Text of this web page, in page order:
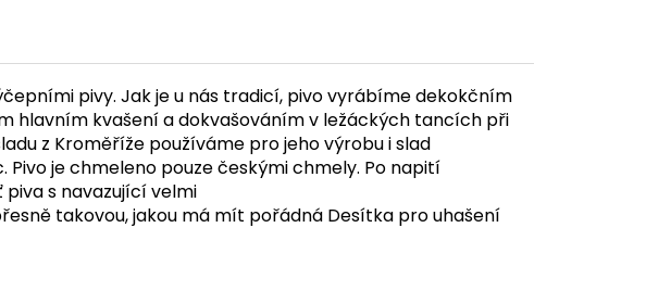
pivy. Jak je u nás tradicí, pivo vyrábíme dekokčním
hlavním kvašení a dokvašováním v ležáckých tancích při
z Kroměříže používáme pro jeho výrobu i slad
Pivo je chmeleno pouze českými chmely. Po napití
s navazující velmi
takovou, jakou má mít pořádná Desítka pro uhašení